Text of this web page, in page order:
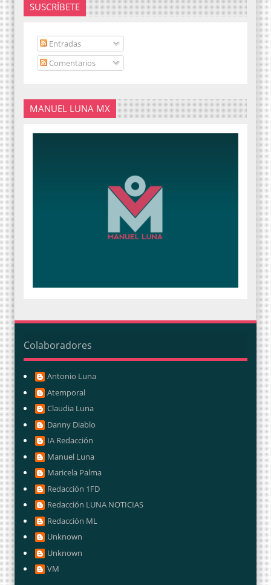
SUSCRÍBETE
Entradas
Comentarios
MANUEL LUNA MX
Colaboradores
Antonio Luna
Atemporal
Claudia Luna
Danny Diablo
IA Redacción
Manuel Luna
Maricela Palma
Redacción 1FD
Redacción LUNA NOTICIAS
Redacción ML
Unknown
Unknown
VM